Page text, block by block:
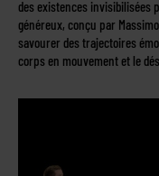
des existences invisibilisées
généreux, conçu par
savourer des trajectoires
corps en mouvement et le